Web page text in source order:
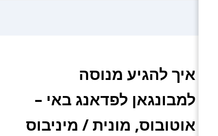
איך להגיע מנוסה
למבונגאן לפדאנג באי –
אוטובוס, מונית / מיניבוס